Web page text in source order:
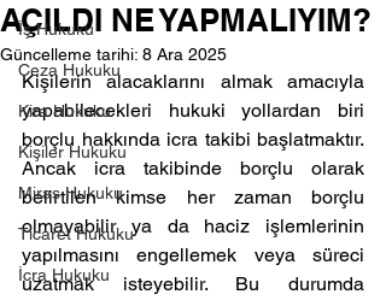
İş Hukuku
Ceza Hukuku
Kira Hukuku
Kişiler Hukuku
Miras Hukuku
Ticaret Hukuku
İcra Hukuku
AÇILDI NE YAPMALIYIM?
Güncelleme tarihi: 8 Ara 2025
Kişilerin alacaklarını almak amacıyla
yapabilecekleri hukuki yollardan biri
borçlu hakkında icra takibi başlatmaktır.
Ancak icra takibinde borçlu olarak
belirtilen kimse her zaman borçlu
olmayabilir ya da haciz işlemlerinin
yapılmasını engellemek veya süreci
uzatmak isteyebilir. Bu durumda